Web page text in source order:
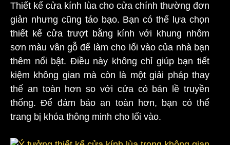
Thiết kế cửa kính lùa cho cửa chính thường đơn
giản nhưng cũng táo bạo. Bạn có thể lựa chọn
thiết kế cửa trượt bằng kính với khung nhôm
sơn màu vân gỗ để làm cho lối vào của nhà bạn
thêm nổi bật. Điều này không chỉ giúp bạn tiết
kiệm không gian mà còn là một giải pháp thay
thế an toàn hơn so với cửa có bản lề truyền
thống. Để đảm bảo an toàn hơn, bạn có thể
trang bị khóa thông minh cho lối vào.